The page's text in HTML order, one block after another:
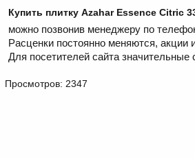
Купить плитку Azahar Essence Citric
можно позвонив менеджеру по
Расценки постоянно меняются, акции
Для посетителей сайта
Просмотров: 2347